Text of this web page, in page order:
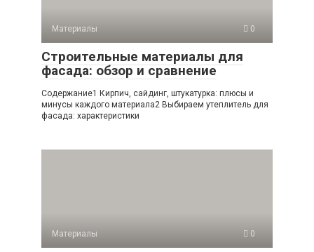
Материалы 0
Строительные материалы для
фасада: обзор и сравнение
Содержание1 Кирпич, сайдинг, штукатурка: плюсы и
минусы каждого материала2 Выбираем утеплитель для
фасада: характеристики
Материалы 0